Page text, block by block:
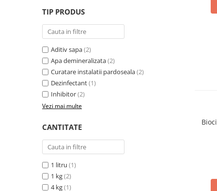
Sisteme de degivrare
Incalzitoare pe motorina / gaz
Generatoare de abur
Distribuitoare si butelii de
Pompe de circulatie si accesorii
Producere apa calda menajera
Rezervoare de acumulare
TIP PRODUS
Aditiv sapa(2)
Apa demineralizata(2)
Curatare instalatii pardoseala(2)
Dezinfectant(1)
Inhibitor(2)
Vezi mai multe
CANTITATE
1 litru (1)
1 kg(2)
4 kg(1)